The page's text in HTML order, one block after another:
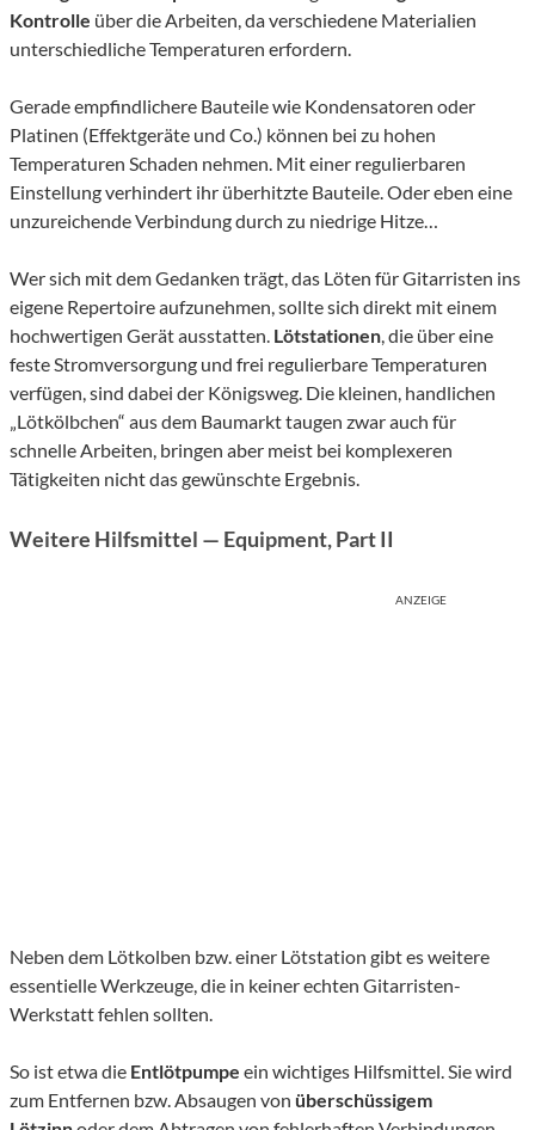
Kontrolle über die Arbeiten, da verschiedene Materialien
unterschiedliche Temperaturen erfordern.
Gerade empfindlichere Bauteile wie Kondensatoren oder
Platinen (Effektgeräte und Co.) können bei zu hohen
Temperaturen Schaden nehmen. Mit einer regulierbaren
Einstellung verhindert ihr überhitzte Bauteile. Oder eben eine
unzureichende Verbindung durch zu niedrige Hitze…
Wer sich mit dem Gedanken trägt, das Löten für Gitarristen ins
eigene Repertoire aufzunehmen, sollte sich direkt mit einem
hochwertigen Gerät ausstatten. Lötstationen, die über eine
feste Stromversorgung und frei regulierbare Temperaturen
verfügen, sind dabei der Königsweg. Die kleinen, handlichen
„Lötkölbchen“ aus dem Baumarkt taugen zwar auch für
schnelle Arbeiten, bringen aber meist bei komplexeren
Tätigkeiten nicht das gewünschte Ergebnis.
Weitere Hilfsmittel — Equipment, Part II
ANZEIGE
Neben dem Lötkolben bzw. einer Lötstation gibt es weitere
essentielle Werkzeuge, die in keiner echten Gitarristen-
Werkstatt fehlen sollten.
So ist etwa die Entlötpumpe ein wichtiges Hilfsmittel. Sie wird
zum Entfernen bzw. Absaugen von überschüssigem